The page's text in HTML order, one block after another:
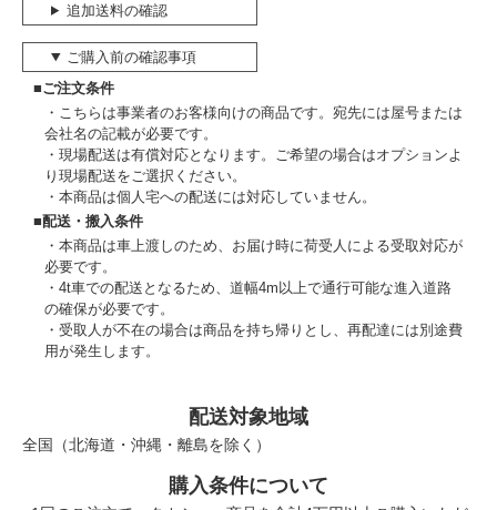
追加送料の確認
ご購入前の確認事項
■ご注文条件
こちらは事業者のお客様向けの商品です。宛先には屋号または
会社名の記載が必要です。
現場配送は有償対応となります。ご希望の場合はオプションよ
り現場配送をご選択ください。
本商品は個人宅への配送には対応していません。
■配送・搬入条件
本商品は車上渡しのため、お届け時に荷受人による受取対応が
必要です。
4t車での配送となるため、道幅4m以上で通行可能な進入道路
の確保が必要です。
受取人が不在の場合は商品を持ち帰りとし、再配達には別途費
用が発生します。
配送対象地域
全国（北海道・沖縄・離島を除く）
購入条件について